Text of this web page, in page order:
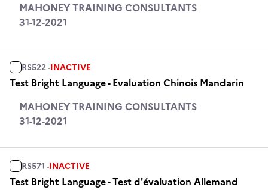
MAHONEY TRAINING CONSULTANTS
31-12-2021
RS522 -INACTIVE
Test Bright Language - Evaluation Chinois Mandarin
MAHONEY TRAINING CONSULTANTS
31-12-2021
RS571 -INACTIVE
Test Bright Language - Test d'évaluation Allemand